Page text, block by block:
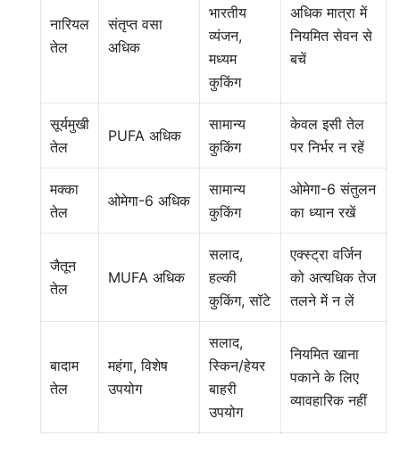
नारियल
तेल
संतृप्त वसा
अधिक
भारतीय
व्यंजन,
मध्यम
कुकिंग
अधिक मात्रा में
नियमित सेवन से
बचें
सूर्यमुखी
तेल
PUFA अधिक
सामान्य
कुकिंग
केवल इसी तेल
पर निर्भर न रहें
मक्का
तेल
ओमेगा-6 अधिक
सामान्य
कुकिंग
ओमेगा-6 संतुलन
का ध्यान रखें
जैतून
तेल
MUFA अधिक
सलाद,
हल्की
कुकिंग, सॉटे
एक्स्ट्रा वर्जिन
को अत्यधिक तेज
तलने में न लें
बादाम
तेल
महंगा, विशेष
उपयोग
सलाद,
स्किन/हेयर
बाहरी
उपयोग
नियमित खाना
पकाने के लिए
व्यावहारिक नहीं